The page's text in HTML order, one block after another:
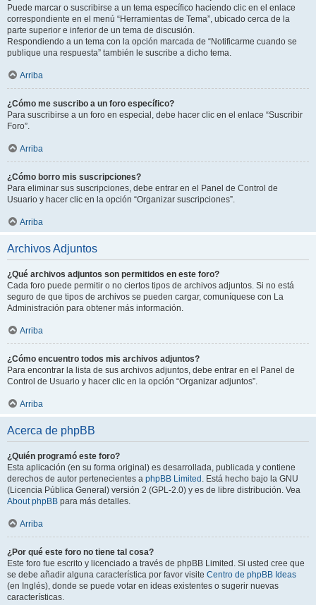
Puede marcar o suscribirse a un tema específico haciendo clic en el enlace
correspondiente en el menú “Herramientas de Tema”, ubicado cerca de la
parte superior e inferior de un tema de discusión.
Respondiendo a un tema con la opción marcada de “Notificarme cuando se
publique una respuesta” también le suscribe a dicho tema.
Arriba
¿Cómo me suscribo a un foro específico?
Para suscribirse a un foro en especial, debe hacer clic en el enlace “Suscribir
Foro”.
Arriba
¿Cómo borro mis suscripciones?
Para eliminar sus suscripciones, debe entrar en el Panel de Control de
Usuario y hacer clic en la opción “Organizar suscripciones”.
Arriba
Archivos Adjuntos
¿Qué archivos adjuntos son permitidos en este foro?
Cada foro puede permitir o no ciertos tipos de archivos adjuntos. Si no está
seguro de que tipos de archivos se pueden cargar, comuníquese con La
Administración para obtener más información.
Arriba
¿Cómo encuentro todos mis archivos adjuntos?
Para encontrar la lista de sus archivos adjuntos, debe entrar en el Panel de
Control de Usuario y hacer clic en la opción “Organizar adjuntos”.
Arriba
Acerca de phpBB
¿Quién programó este foro?
Esta aplicación (en su forma original) es desarrollada, publicada y contiene
derechos de autor pertenecientes a phpBB Limited . Está hecho bajo la GNU
(Licencia Pública General) versión 2 (GPL-2.0) y es de libre distribución. Vea
About phpBB para más detalles.
Arriba
¿Por qué este foro no tiene tal cosa?
Este foro fue escrito y licenciado a través de phpBB Limited. Si usted cree que
se debe añadir alguna característica por favor visite Centro de phpBB Ideas
(en Inglés), donde se puede votar en ideas existentes o sugerir nuevas
características.